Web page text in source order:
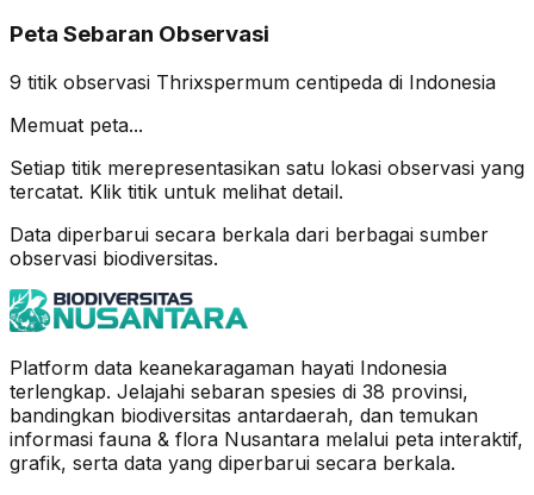
Peta Sebaran Observasi
9 titik observasi Thrixspermum centipeda di Indonesia
Memuat peta...
Setiap titik merepresentasikan satu lokasi observasi yang
tercatat. Klik titik untuk melihat detail.
Data diperbarui secara berkala dari berbagai sumber
observasi biodiversitas.
Platform data keanekaragaman hayati Indonesia
terlengkap. Jelajahi sebaran spesies di 38 provinsi,
bandingkan biodiversitas antardaerah, dan temukan
informasi fauna & flora Nusantara melalui peta interaktif,
grafik, serta data yang diperbarui secara berkala.